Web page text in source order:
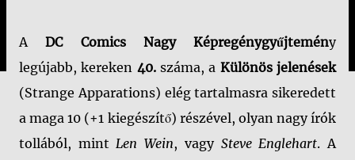
ADC Comics Nagy Képregénygyűjtemény
legújabb, kereken 40.száma, a Különös jelenések
(Strange Apparations) elég tartalmasra sikeredett
a maga 10 (+1 kiegészítő) részével, olyan nagy írók
tollából, mintLen Wein, vagy Steve Englehart. A